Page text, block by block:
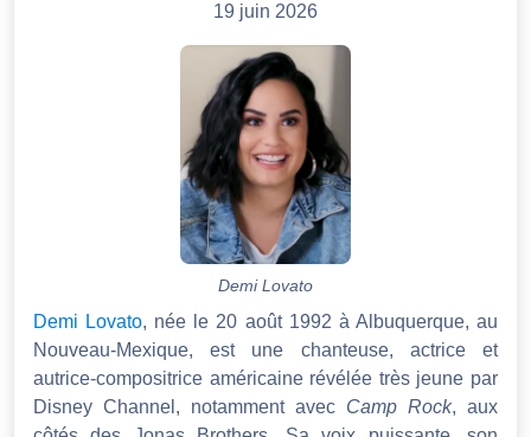
19 juin 2026
Demi Lovato
Demi Lovato, née le 20 août 1992 à Albuquerque, au
Nouveau-Mexique, est une chanteuse, actrice et
autrice-compositrice américaine révélée très jeune par
Disney Channel, notamment avec Camp Rock, aux